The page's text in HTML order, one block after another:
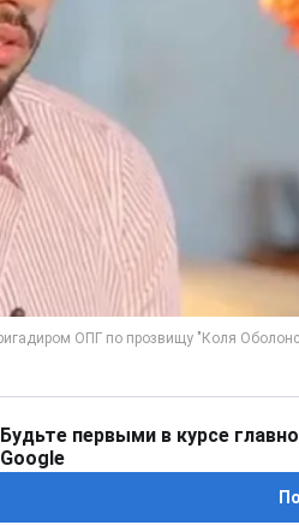
Будьте первыми в курсе
Google